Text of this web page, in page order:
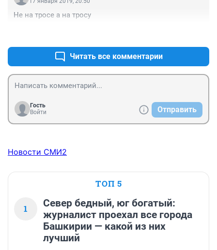
Не на тросе а на тросу
Читать все комментарии
Гость
Войти
Отправить
Новости СМИ2
ТОП 5
1
Север бедный, юг богатый:
журналист проехал все города
Башкирии — какой из них
лучший